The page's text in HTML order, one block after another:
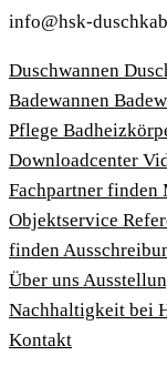
info@hsk-
Duschwannen
Badewannen
Pflege
Download­center
Fachpartner finden
Objektservice
finden
Über uns
Nachhaltigkeit bei
Kontakt